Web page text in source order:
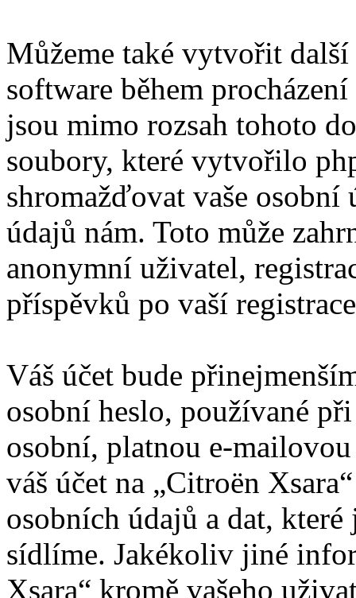
Můžeme také vytvořit
software během
jsou mimo rozsah tohoto
soubory, které vytvořilo
shromažďovat vaše osobní
údajů nám. Toto může
anonymní uživatel,
příspěvků po vaší
Váš účet bude
osobní heslo, používané
osobní, platnou e-
váš účet na „Citroën
osobních údajů a dat,
sídlíme. Jakékoliv jiné
Xsara“ kromě vašeho